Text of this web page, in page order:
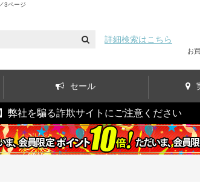
3ページ
詳細検索はこちら
お
セール
】弊社を騙る詐欺サイトにご注意ください